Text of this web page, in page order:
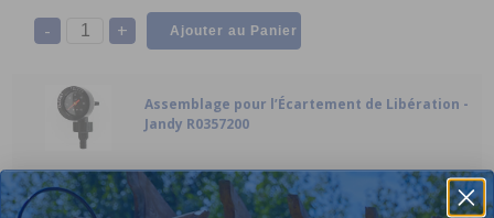
- +
Assemblage pour l’Écartement de Libération -
Jandy R0357200
3 $105.99